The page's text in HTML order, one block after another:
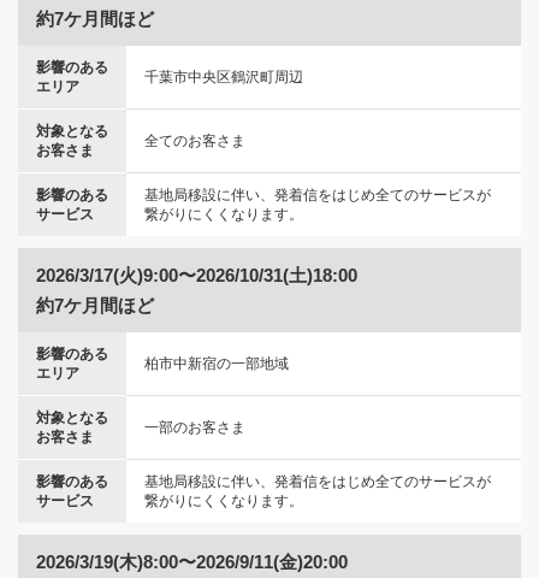
約7ケ月間ほど
影響のある
エリア
千葉市中央区鶴沢町周辺
対象となる
お客さま
全てのお客さま
影響のある
サービス
基地局移設に伴い、発着信をはじめ全てのサービスが
繋がりにくくなります。
2026/3/17(火)9:00〜2026/10/31(土)18:00
約7ケ月間ほど
影響のある
エリア
柏市中新宿の一部地域
対象となる
お客さま
一部のお客さま
影響のある
サービス
基地局移設に伴い、発着信をはじめ全てのサービスが
繋がりにくくなります。
2026/3/19(木)8:00〜2026/9/11(金)20:00